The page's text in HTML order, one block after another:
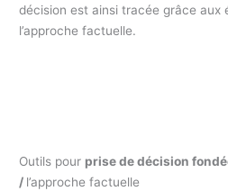
décision est ainsi tracée grâce aux
l’approche factuelle.
Outils pour prise de décision
/ l’approche factuelle